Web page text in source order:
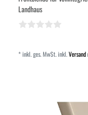
Landhaus
*inkl. ges. MwSt.inkl.Versand